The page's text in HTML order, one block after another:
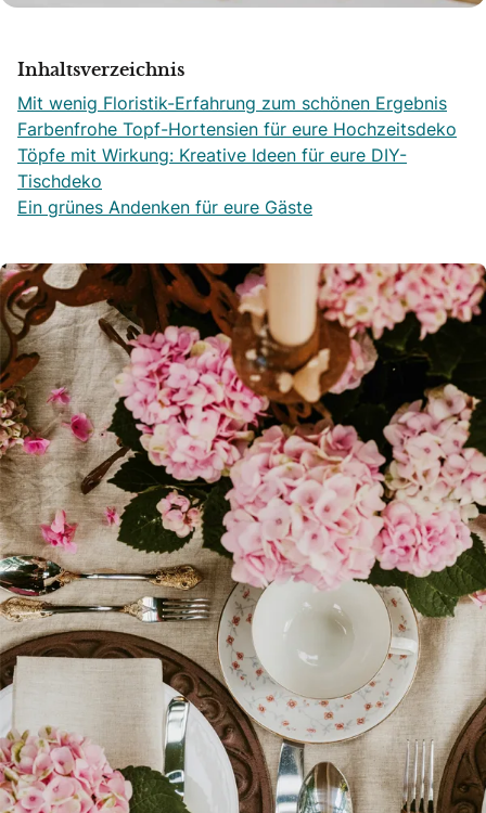
Inhaltsverzeichnis
Mit wenig Floristik-Erfahrung zum schönen Ergebnis
Farbenfrohe Topf-Hortensien für eure Hochzeitsdeko
Töpfe mit Wirkung: Kreative Ideen für eure DIY-
Tischdeko
Ein grünes Andenken für eure Gäste